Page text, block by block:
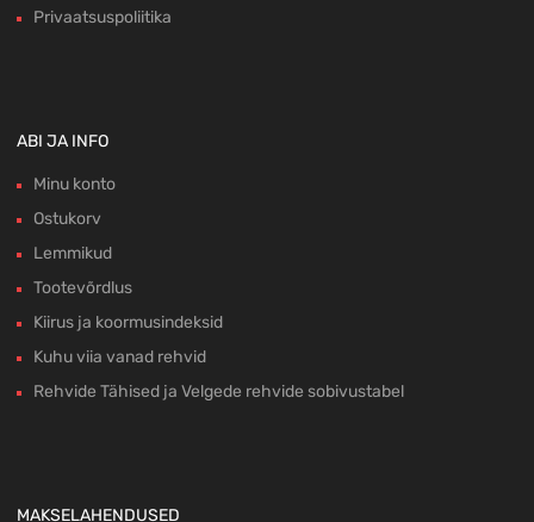
Privaatsuspoliitika
ABI JA INFO
Minu konto
Ostukorv
Lemmikud
Tootevõrdlus
Kiirus ja koormusindeksid
Kuhu viia vanad rehvid
Rehvide Tähised ja Velgede rehvide sobivustabel
MAKSELAHENDUSED